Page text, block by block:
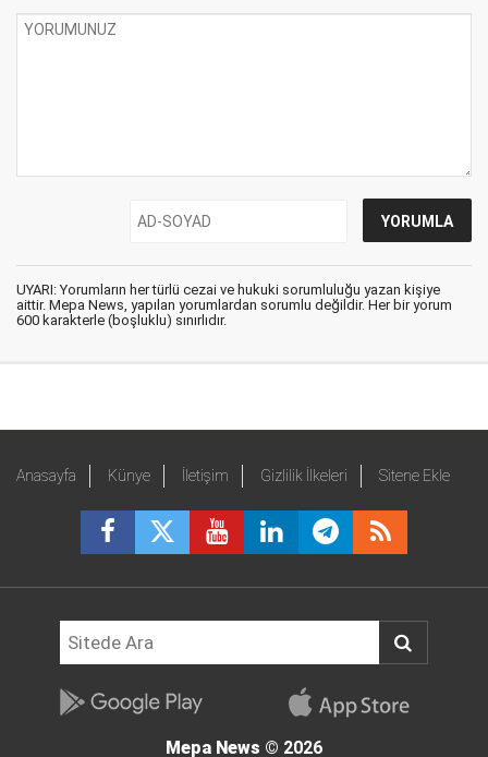
UYARI: Yorumların her türlü cezai ve hukuki sorumluluğu yazan kişiye
aittir. Mepa News, yapılan yorumlardan sorumlu değildir. Her bir yorum
600 karakterle (boşluklu) sınırlıdır.
Anasayfa Künye İletişim Gizlilik İlkeleri Sitene Ekle
Mepa News © 2026